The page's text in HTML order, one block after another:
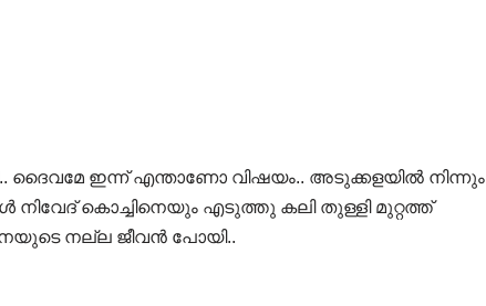
ദൈവമേ ഇന്ന് എന്താണോ വിഷയം.. അടുക്കളയിൽ നിന്നും
നിവേദ് കൊച്ചിനെയും എടുത്തു കലി തുള്ളി മുറ്റത്ത്
നല്ല ജീവൻ പോയി..